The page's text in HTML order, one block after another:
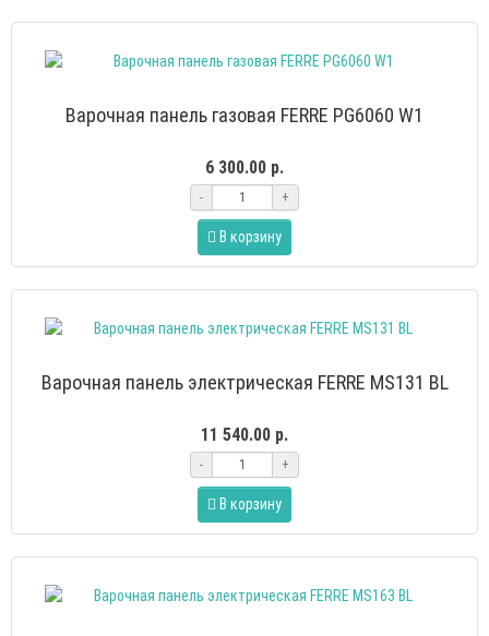
Варочная панель газовая FERRE PG6060 W1
6 300.00 р.
- +
В корзину
Варочная панель электрическая FERRE MS131 BL
11 540.00 р.
- +
В корзину